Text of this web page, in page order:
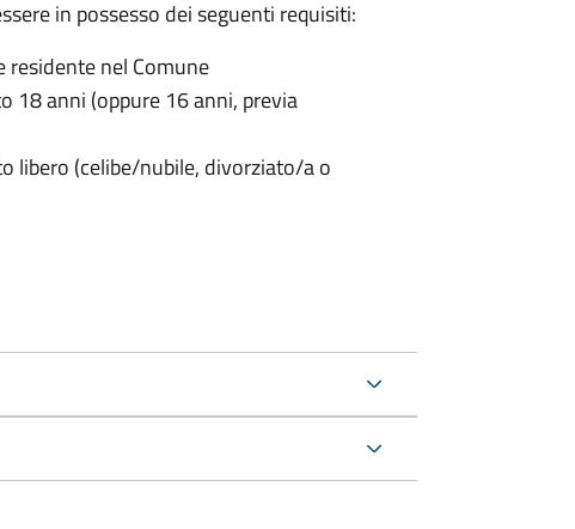
in possesso dei seguenti requisiti:
residente nel Comune
18 anni (oppure 16 anni, previa
libero (celibe/nubile, divorziato/a o